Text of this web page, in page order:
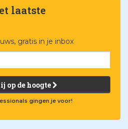
laatste
gratis in je inbox
op de hoogte
gingen je voor!